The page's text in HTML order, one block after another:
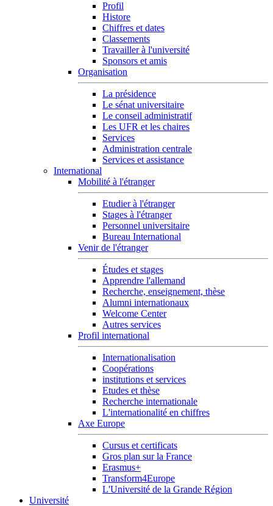
Profil
Histore
Chiffres et dates
Classements
Travailler à l'université
Sponsors et amis
Organisation
La présidence
Le sénat universitaire
Le conseil administratif
Les UFR et les chaires
Services
Administration centrale
Services et assistance
International
Mobilité à l'étranger
Etudier à l'étranger
Stages à l'étranger
Personnel universitaire
Bureau International
Venir de l'étranger
Études et stages
Apprendre l'allemand
Recherche, enseignement, thèse
Alumni internationaux
Welcome Center
Autres services
Profil international
Internationalisation
Coopérations
institutions et services
Etudes et thèse
Recherche internationale
L'internationalité en chiffres
Axe Europe
Cursus et certificats
Gros plan sur la France
Erasmus+
Transform4Europe
L'Université de la Grande Région
Université